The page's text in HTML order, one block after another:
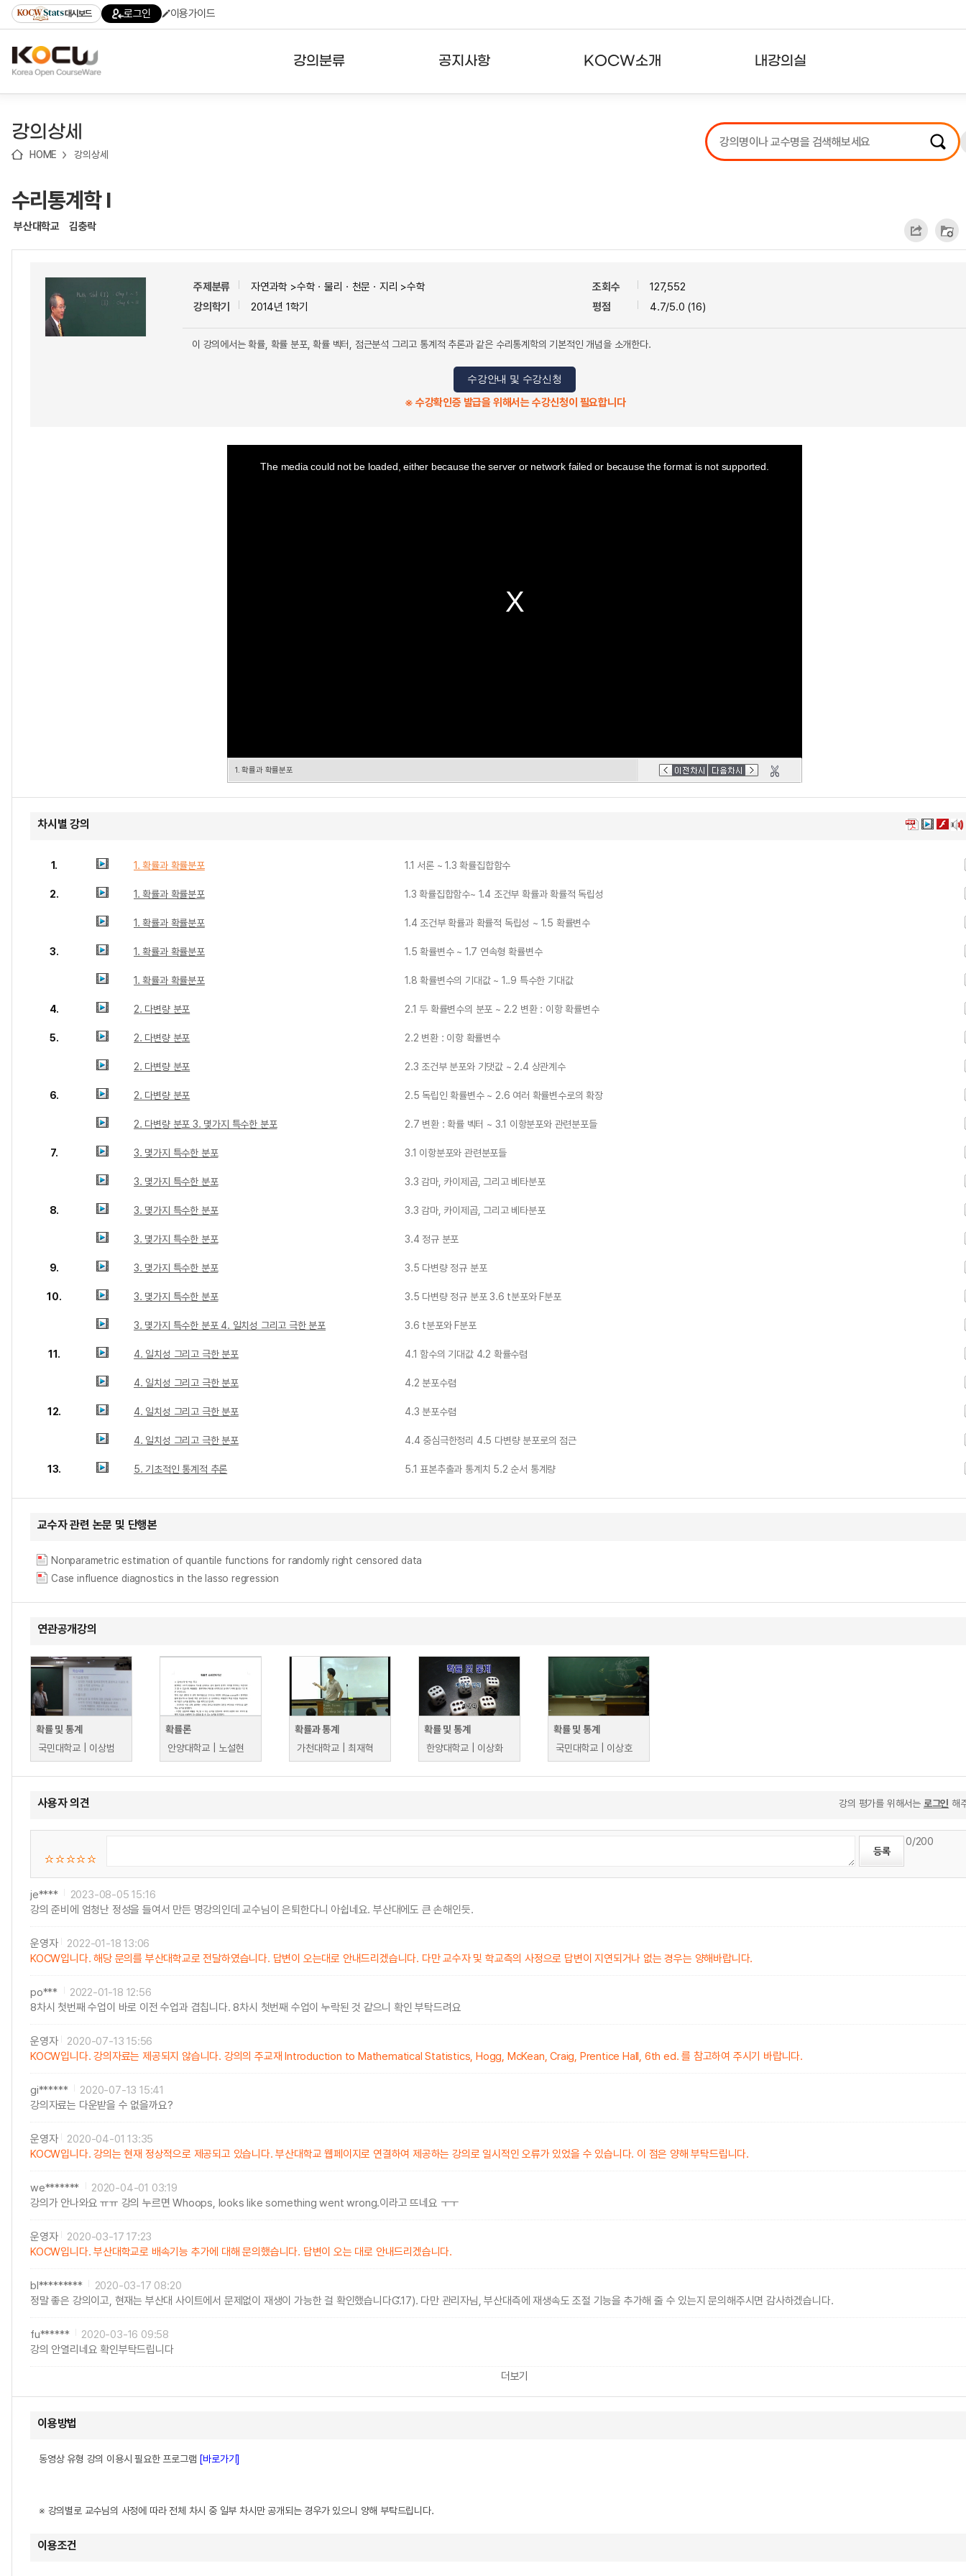
기
기
기
content)
가
대시보드 로그인 이용가이드
강의분류 공지사항 KOCW소개 내강의실
강의리스트
수강확인증강의
강의상세
HOME 강의상세
수리통계학 Ⅰ
부산대학교 김충락
주제분류
자연과학 >수학ㆍ물리ㆍ천문ㆍ지리 >수학
강의학기
2014년 1학기
조회수
127,552
평점
4.7/5.0 (16)
이 강의에서는 확률, 확률 분포, 확률 벡터, 점근분석 그리고 통계적 추론과 같은 수리통계학의 기본적인 개념을 소개한다.
수강안내 및 수강신청
※ 수강확인증 발급을 위해서는 수강신청이 필요합니다
The media could not be loaded, either because the server or network failed or because the format is not supported.
1. 확률과 확률분포
차시별 강의
1. 1. 확률과 확률분포 1.1 서론 ~ 1.3 확률집합함수
2. 1. 확률과 확률분포 1.3 확률집합함수~ 1.4 조건부 확률과 확률적 독립성
1. 확률과 확률분포 1.4 조건부 확률과 확률적 독립성 ~ 1.5 확률변수
3. 1. 확률과 확률분포 1.5 확률변수 ~ 1.7 연속형 확률변수
1. 확률과 확률분포 1.8 확률변수의 기대값 ~ 1..9 특수한 기대값
4. 2. 다변량 분포 2.1 두 확률변수의 분포 ~ 2.2 변환 : 이항 확률변수
5. 2. 다변량 분포 2.2 변환 : 이항 확률변수
2. 다변량 분포 2.3 조건부 분포와 기댓값 ~ 2.4 상관계수
6. 2. 다변량 분포 2.5 독립인 확률변수 ~ 2.6 여러 확률변수로의 확장
2. 다변량 분포 3. 몇가지 특수한 분포 2.7 변환 : 확률 벡터 ~ 3.1 이항분포와 관련분포들
7. 3. 몇가지 특수한 분포 3.1 이항분포와 관련분포들
3. 몇가지 특수한 분포 3.3 감마, 카이제곱, 그리고 베타분포
8. 3. 몇가지 특수한 분포 3.3 감마, 카이제곱, 그리고 베타분포
3. 몇가지 특수한 분포 3.4 정규 분포
9. 3. 몇가지 특수한 분포 3.5 다변량 정규 분포
10. 3. 몇가지 특수한 분포 3.5 다변량 정규 분포 3.6 t분포와 F분포
3. 몇가지 특수한 분포 4. 일치성 그리고 극한 분포 3.6 t분포와 F분포
11. 4. 일치성 그리고 극한 분포 4.1 함수의 기대값 4.2 확률수렴
4. 일치성 그리고 극한 분포 4.2 분포수렴
12. 4. 일치성 그리고 극한 분포 4.3 분포수렴
4. 일치성 그리고 극한 분포 4.4 중심극한정리 4.5 다변량 분포로의 점근
13. 5. 기초적인 통계적 추론 5.1 표본추출과 통계치 5.2 순서 통계량
교수자 관련 논문 및 단행본
Nonparametric estimation of quantile functions for randomly right censored data
Case influence diagnostics in the lasso regression
연관공개강의
확률 및 통계
국민대학교 | 이상범
확률론
안양대학교 | 노설현
확률과 통계
가천대학교 | 최재혁
확률 및 통계
한양대학교 | 이상화
확률 및 통계
국민대학교 | 이상호
사용자 의견 강의 평가를 위해서는 로그인 해
0/200
je****
2023-08-05 15:16
강의 준비에 엄청난 정성을 들여서 만든 명강의인데 교수님이 은퇴한다니 아쉽네요. 부산대에도 큰 손해인듯.
운영자
2022-01-18 13:06
KOCW입니다. 해당 문의를 부산대학교로 전달하였습니다. 답변이 오는대로 안내드리겠습니다. 다만 교수자 및 학교측의 사정으로 답변이 지연되거나 없는 경우는 양해바랍니다.
po***
2022-01-18 12:56
8차시 첫번째 수업이 바로 이전 수업과 겹칩니다. 8차시 첫번째 수업이 누락된 것 같으니 확인 부탁드려요
운영자
2020-07-13 15:56
KOCW입니다. 강의자료는 제공되지 않습니다. 강의의 주교재 Introduction to Mathematical Statistics, Hogg, McKean, Craig, Prentice Hall, 6th ed. 를 참고하여 주시기 바랍니다.
gi******
2020-07-13 15:41
강의자료는 다운받을 수 없을까요?
운영자
2020-04-01 13:35
KOCW입니다. 강의는 현재 정상적으로 제공되고 있습니다. 부산대학교 웹페이지로 연결하여 제공하는 강의로 일시적인 오류가 있었을 수 있습니다. 이 점은 양해 부탁드립니다.
we*******
2020-04-01 03:19
강의가 안나와요 ㅠㅠ 강의 누르면 Whoops, looks like something went wrong.이라고 뜨네요 ㅜㅜ
운영자
2020-03-17 17:23
KOCW입니다. 부산대학교로 배속기능 추가에 대해 문의했습니다. 답변이 오는 대로 안내드리겠습니다.
bl*********
2020-03-17 08:20
정말 좋은 강의이고, 현재는 부산대 사이트에서 문제없이 재생이 가능한 걸 확인했습니다Ɠ.17). 다만 관리자님, 부산대측에 재생속도 조절 기능을 추가해 줄 수 있는지 문의해주시면 감사하겠습니다.
fu******
2020-03-16 09:58
강의 안열리네요 확인부탁드립니다
더보기
이용방법
동영상 유형 강의 이용시 필요한 프로그램 [바로가기]
※ 강의별로 교수님의 사정에 따라 전체 차시 중 일부 차시만 공개되는 경우가 있으니 양해 부탁드립니다.
이용조건